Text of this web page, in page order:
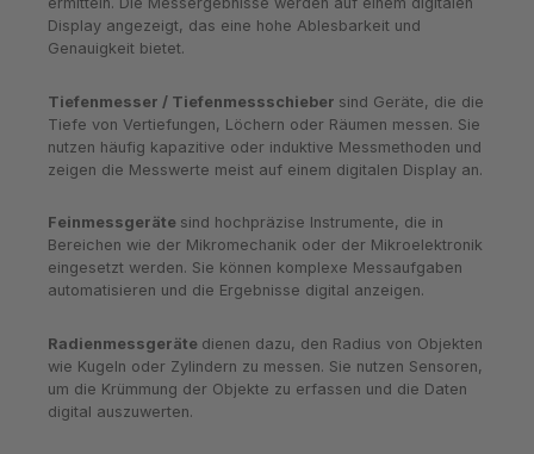
Display angezeigt, das eine hohe Ablesbarkeit und
Genauigkeit bietet.
Tiefenmesser / Tiefenmessschieber sind Geräte, die die
Tiefe von Vertiefungen, Löchern oder Räumen messen. Sie
nutzen häufig kapazitive oder induktive Messmethoden und
zeigen die Messwerte meist auf einem digitalen Display an.
Feinmessgeräte sind hochpräzise Instrumente, die in
Bereichen wie der Mikromechanik oder der Mikroelektronik
eingesetzt werden. Sie können komplexe Messaufgaben
automatisieren und die Ergebnisse digital anzeigen.
Radienmessgeräte dienen dazu, den Radius von Objekten
wie Kugeln oder Zylindern zu messen. Sie nutzen Sensoren,
um die Krümmung der Objekte zu erfassen und die Daten
digital auszuwerten.